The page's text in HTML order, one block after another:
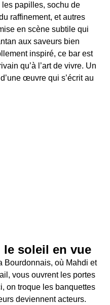
papilles, sochu de
raffinement, et autres
en scène subtile qui
aux saveurs bien
inspiré, ce bar est
qu’à l’art de vivre. Un
œuvre qui s’écrit au
le soleil en vue
Bourdonnais, où Mahdi et
vous ouvrent les portes
on troque les banquettes
deviennent acteurs.